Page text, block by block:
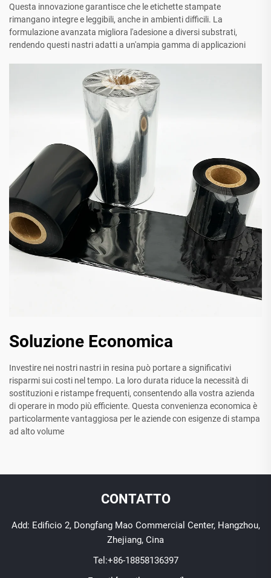
Questa innovazione garantisce che le etichette stampate
rimangano integre e leggibili, anche in ambienti difficili. La
formulazione avanzata migliora l'adesione a diversi substrati,
rendendo questi nastri adatti a un'ampia gamma di applicazioni
Soluzione Economica
Investire nei nostri nastri in resina può portare a significativi
risparmi sui costi nel tempo. La loro durata riduce la necessità di
sostituzioni e ristampe frequenti, consentendo alla vostra azienda
di operare in modo più efficiente. Questa convenienza economica è
particolarmente vantaggiosa per le aziende con esigenze di stampa
ad alto volume
CONTATTO
Add: Edificio 2, Dongfang Mao Commercial Center, Hangzhou,
Zhejiang, Cina
Tel:+86-18858136397